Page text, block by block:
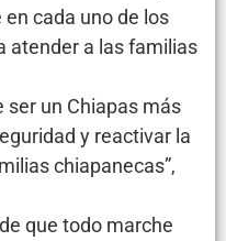
cada uno de los
atender a las familias
ser un Chiapas más
y reactivar la
chiapanecas”,
que todo marche